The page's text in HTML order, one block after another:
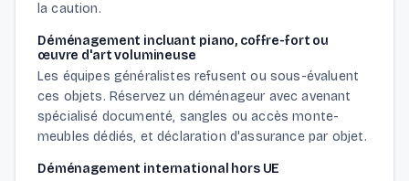
la caution.
Déménagement incluant piano, coffre-fort ou
œuvre d'art volumineuse
Les équipes généralistes refusent ou sous-évaluent
ces objets. Réservez un déménageur avec avenant
spécialisé documenté, sangles ou accès monte-
meubles dédiés, et déclaration d'assurance par objet.
Déménagement international hors UE